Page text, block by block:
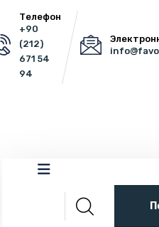
Телефон
+90
(212)
671 54
94